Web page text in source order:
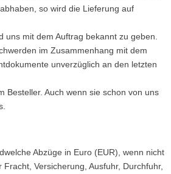
so wird die Lieferung auf
mit dem Auftrag bekannt zu geben.
im Zusammenhang mit dem
unverzüglich an den letzten
Besteller. Auch wenn sie schon von uns
Abzüge in Euro (EUR), wenn nicht
Versicherung, Ausfuhr, Durchfuhr,